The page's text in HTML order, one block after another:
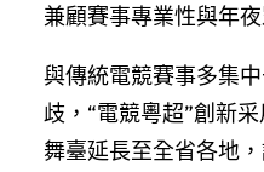
兼顧賽事專業性與年
與傳統電競賽事多集
歧，“電競粵超”創新
舞臺延長至全省各地